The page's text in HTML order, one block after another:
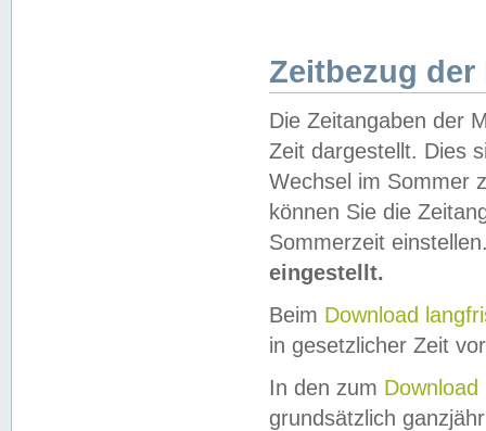
Zeitbezug der
Die Zeitangaben der
Zeit dargestellt. Dies
Wechsel im Sommer
können Sie die
Sommerzeit
eingestellt.
Beim Download
in gesetzlicher Zeit
In den zum Download
grundsätzlich